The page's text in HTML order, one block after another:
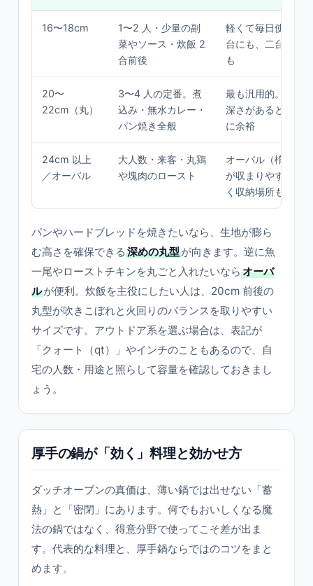
16〜18cm
1〜2 人・少量の副
菜やソース・炊飯 2
合前後
軽くて毎日使える
台にも、二台目の
も
20〜
22cm（丸）
3〜4 人の定番。煮
込み・無水カレー・
パン焼き全般
最も汎用的。迷っ
深さがあるとパン
に余裕
24cm 以上
／オーバル
大人数・来客・丸鶏
や塊肉のロースト
オーバル（楕円）
が収まりやすい。
く収納場所も要る
パンやハードブレッドを焼きたいなら、生地が膨ら
む高さを確保できる 深めの丸型が向きます。逆に魚
一尾やローストチキンを丸ごと入れたいなら オーバ
ルが便利。炊飯を主役にしたい人は、20cm 前後の
丸型が吹きこぼれと火回りのバランスを取りやすい
サイズです。アウトドア系を選ぶ場合は、表記が
「クォート（qt）」やインチのこともあるので、自
宅の人数・用途と照らして容量を確認しておきまし
ょう。
厚手の鍋が「効く」料理と効かせ方
ダッチオーブンの真価は、薄い鍋では出せない「蓄
熱」と「密閉」にあります。何でもおいしくなる魔
法の鍋ではなく、得意分野で使ってこそ差が出ま
す。代表的な料理と、厚手鍋ならではのコツをまと
めます。